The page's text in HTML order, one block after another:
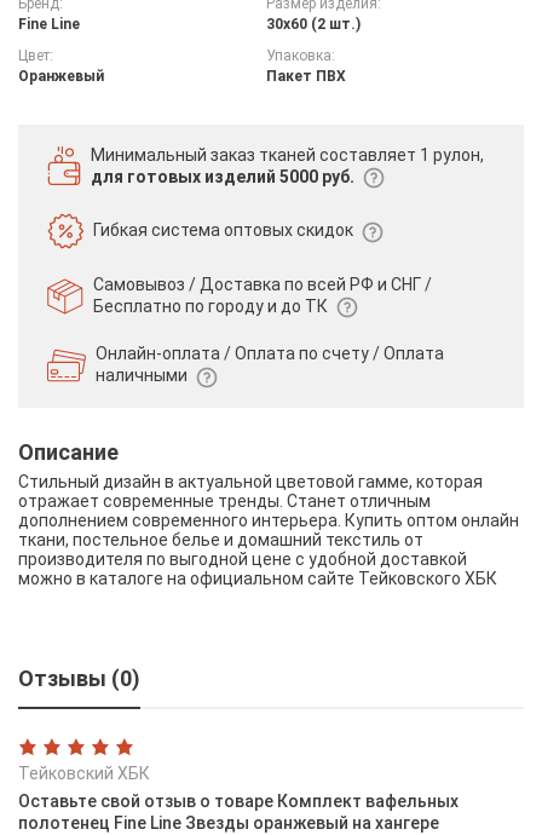
Fine Line
30х60 (2 шт.)
Цвет:
Оранжевый
Упаковка:
Пакет ПВХ
Минимальный заказ тканей составляет 1 рулон,
для готовых изделий 5000 руб.
Гибкая системаоптовых скидок
Самовывоз / Доставка по всей РФ и СНГ /
Бесплатно по городу и до ТК
Онлайн-оплата / Оплата по счету /Оплата
наличными
Описание
Стильный дизайн в актуальной цветовой гамме, которая
отражает современные тренды. Станет отличным
дополнением современного интерьера. Купить оптом онлайн
ткани, постельное белье и домашний текстиль от
производителя по выгодной цене с удобной доставкой
можно в каталоге на официальном сайте Тейковского ХБК
Отзывы (0)
Тейковский ХБК
Оставьте свой отзыв о товаре Комплект вафельных
полотенец Fine Line Звезды оранжевый на хангере